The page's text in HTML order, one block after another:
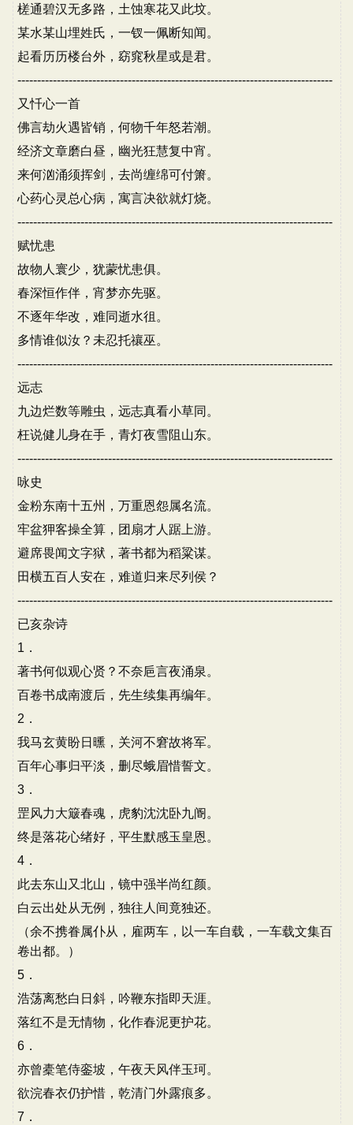
槎通碧汉无多路，土蚀寒花又此坟。
某水某山埋姓氏，一钗一佩断知闻。
起看历历楼台外，窈窕秋星或是君。
--------------------------------------------------------------------------------
又忏心一首
佛言劫火遇皆销，何物千年怒若潮。
经济文章磨白昼，幽光狂慧复中宵。
来何汹涌须挥剑，去尚缠绵可付箫。
心药心灵总心病，寓言决欲就灯烧。
--------------------------------------------------------------------------------
赋忧患
故物人寰少，犹蒙忧患俱。
春深恒作伴，宵梦亦先驱。
不逐年华改，难同逝水徂。
多情谁似汝？未忍托禳巫。
--------------------------------------------------------------------------------
远志
九边烂数等雕虫，远志真看小草同。
枉说健儿身在手，青灯夜雪阻山东。
--------------------------------------------------------------------------------
咏史
金粉东南十五州，万重恩怨属名流。
牢盆狎客操全算，团扇才人踞上游。
避席畏闻文字狱，著书都为稻粱谋。
田横五百人安在，难道归来尽列侯？
--------------------------------------------------------------------------------
已亥杂诗
1．
著书何似观心贤？不奈巵言夜涌泉。
百卷书成南渡后，先生续集再编年。
2．
我马玄黄盼日曛，关河不窘故将军。
百年心事归平淡，删尽蛾眉惜誓文。
3．
罡风力大簸春魂，虎豹沈沈卧九阍。
终是落花心绪好，平生默感玉皇恩。
4．
此去东山又北山，镜中强半尚红颜。
白云出处从无例，独往人间竟独还。
（余不携眷属仆从，雇两车，以一车自载，一车载文集百
卷出都。）
5．
浩荡离愁白日斜，吟鞭东指即天涯。
落红不是无情物，化作春泥更护花。
6．
亦曾橐笔侍銮坡，午夜天风伴玉珂。
欲浣春衣仍护惜，乾清门外露痕多。
7．